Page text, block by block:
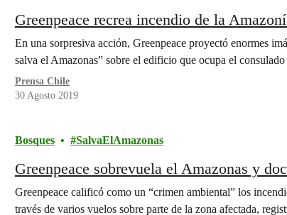
Greenpeace recrea incendio de la
En una sorpresiva acción, Greenpeace proyectó enormes
salva el Amazonas” sobre el edificio que ocupa el
Prensa Chile
30 Agosto 2019
Bosques SalvaElAmazonas
Greenpeace sobrevuela el Amazonas y
Greenpeace calificó como un “crimen ambiental” los
través de varios vuelos sobre parte de la zona afectada,